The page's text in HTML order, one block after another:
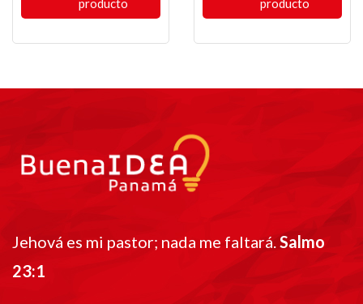
producto
producto
Jehová es mi pastor; nada me faltará.Salmo
23:1